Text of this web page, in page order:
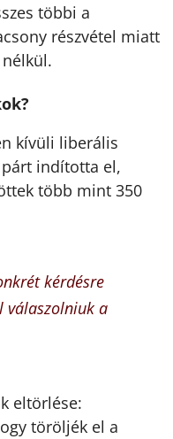
többi a
részvétel miatt
kívüli liberális
indította el,
több mint 350
kérdésre
válaszolniuk a
eltörlése:
töröljék el a